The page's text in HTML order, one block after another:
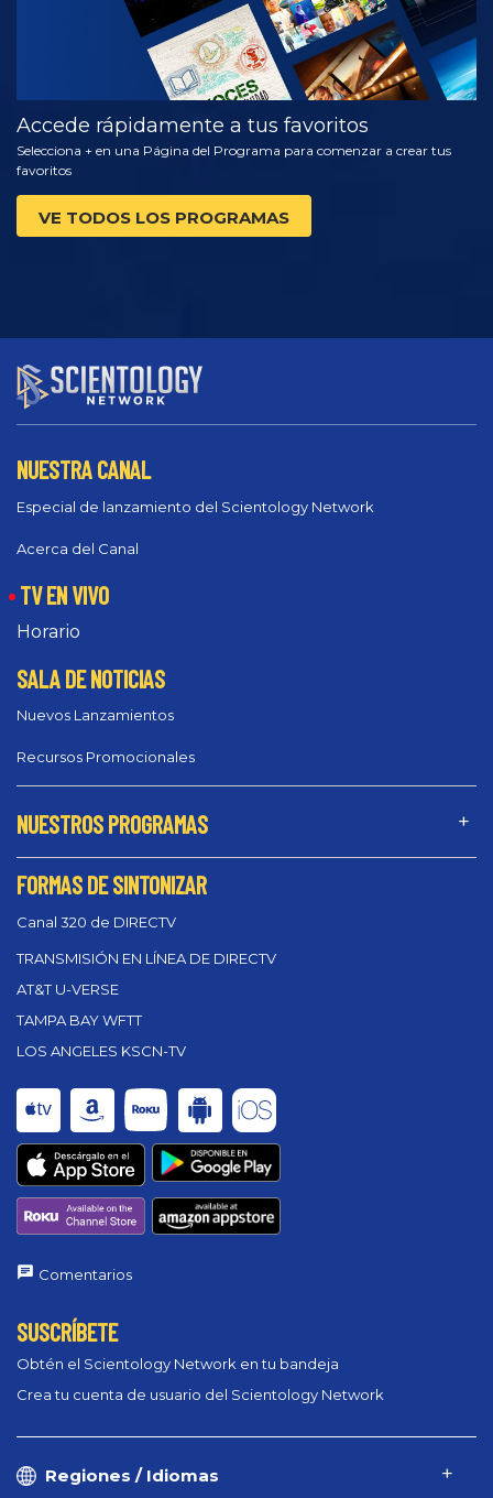
Accede rápidamente a tus favoritos
Selecciona + en una Página del Programa para comenzar a crear tus
favoritos
VE TODOS LOS PROGRAMAS
NUESTRA CANAL
Especial de lanzamiento del Scientology Network
Acerca del Canal
TV EN VIVO
Horario
SALA DE NOTICIAS
Nuevos Lanzamientos
Recursos Promocionales
NUESTROS PROGRAMAS
FORMAS DE SINTONIZAR
Canal 320 de DIRECTV
TRANSMISIÓN EN LÍNEA DE DIRECTV
AT&T U-VERSE
TAMPA BAY WFTT
LOS ANGELES KSCN-TV
Comentarios
SUSCRÍBETE
Obtén el Scientology Network en tu bandeja
Crea tu cuenta de usuario del Scientology Network
Regiones / Idiomas